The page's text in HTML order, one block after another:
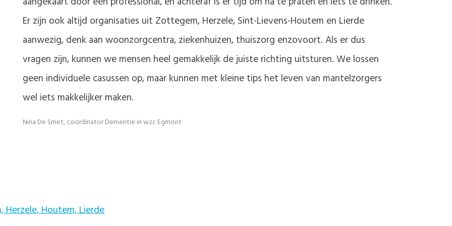
Er zijn ook altijd organisaties uit Zottegem, Herzele, Sint-Lievens-Houtem en Lierde
aanwezig, denk aan woonzorgcentra, ziekenhuizen, thuiszorg enzovoort. Als er dus
vragen zijn, kunnen we mensen heel gemakkelijk de juiste richting uitsturen. We lossen
geen individuele casussen op, maar kunnen met kleine tips het leven van mantelzorgers
wel iets makkelijker maken.
Nina De Smet, coördinator Dementie in wzc Egmont
Houtem, Lierde